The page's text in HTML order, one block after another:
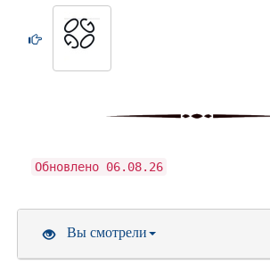
Обновлено 06.08.26
Вы смотрели